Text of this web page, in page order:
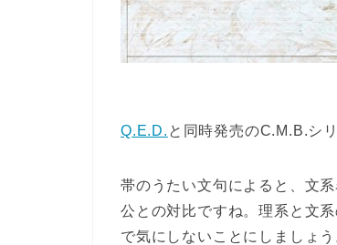
Q.E.D. と同時発売のC.M.B.シ
帯のうたい文句によると、文
公との対比ですね。理系と文
で気にしないことにしましょう